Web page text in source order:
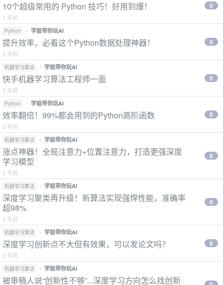
10个超级常用的 Python 技巧！好用到爆！
1 年前
0
Python • 学姐带你玩AI
提升效率，必看这个Python数据处理神器！
2 年前
0
机器学习算法 • 学姐带你玩AI
快手机器学习算法工程师一面
2 年前
0
Python • 学姐带你玩AI
效率翻倍！99%都会用到的Python高阶函数
2 年前
0
机器学习算法 • 学姐带你玩AI
涨点神器！全局注意力+位置注意力，打造更强深度
学习模型
2 年前
0
机器学习算法 • 学姐带你玩AI
深度学习聚类再升级！新算法实现强悍性能，准确率
超98%
2 年前
0
机器学习算法 • 学姐带你玩AI
深度学习创新点不大但有效果，可以发论文吗？
2 年前
0
机器学习算法 • 学姐带你玩AI
被审稿人说“创新性不够”...深度学习方向怎么找创新